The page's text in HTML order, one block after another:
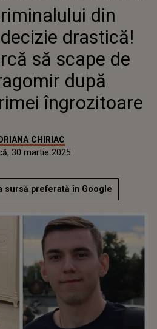
CUM ÎNCEARCĂ SĂ
DRAGOMIR DUPĂ
CRIMEI ÎNGROZITOARE
din
drastică!
să scape de
după
îngrozitoare
CHIRIAC
30 martie 2025
sursă preferată în Google